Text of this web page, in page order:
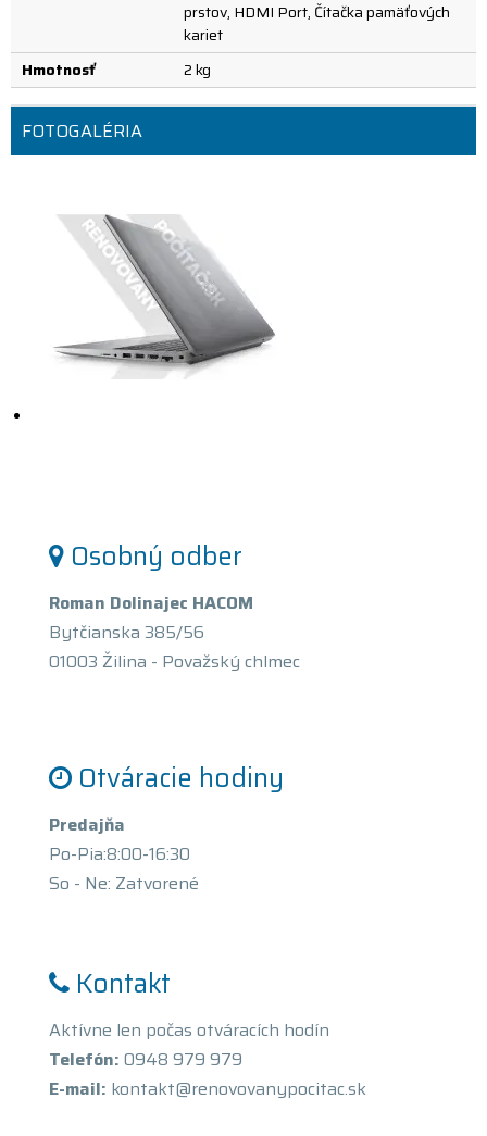
prstov, HDMI Port, Čítačka pamäťových
kariet
Hmotnosť
2 kg
FOTOGALÉRIA
Osobný odber
Roman Dolinajec HACOM
Bytčianska 385/56
01003 Žilina - Považský chlmec
Otváracie hodiny
Predajňa
Po-Pia:8:00-16:30
So - Ne: Zatvorené
Kontakt
Aktívne len počas otváracích hodín
Telefón: 0948 979 979
E-mail: kontakt@renovovanypocitac.sk